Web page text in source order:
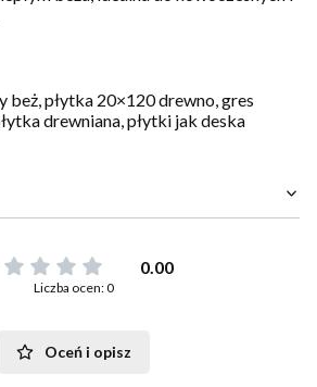
beż, płytka 20×120 drewno, gres
drewniana, płytki jak deska
0.00
Liczba ocen: 0
Oceń i opisz